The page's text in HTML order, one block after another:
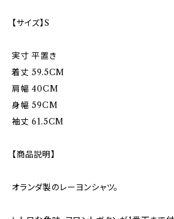
【サイズ】S
実寸 平置き
着丈 59.5CM
肩幅 40CM
身幅 59CM
袖丈 61.5CM
【商品説明】
オランダ製のレーヨンシャツ。